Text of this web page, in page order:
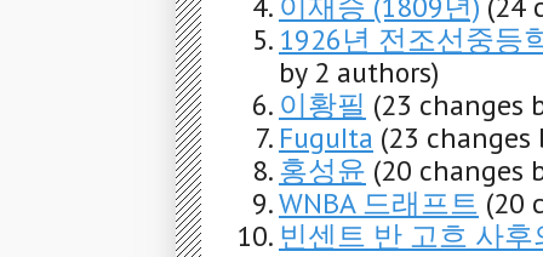
1926년 전조선중등
by 2 authors)
이황필 (23 changes
FuguIta (23 changes
홍성윤 (20 changes
WNBA 드래프트 (20
빈센트 반 고흐 사후